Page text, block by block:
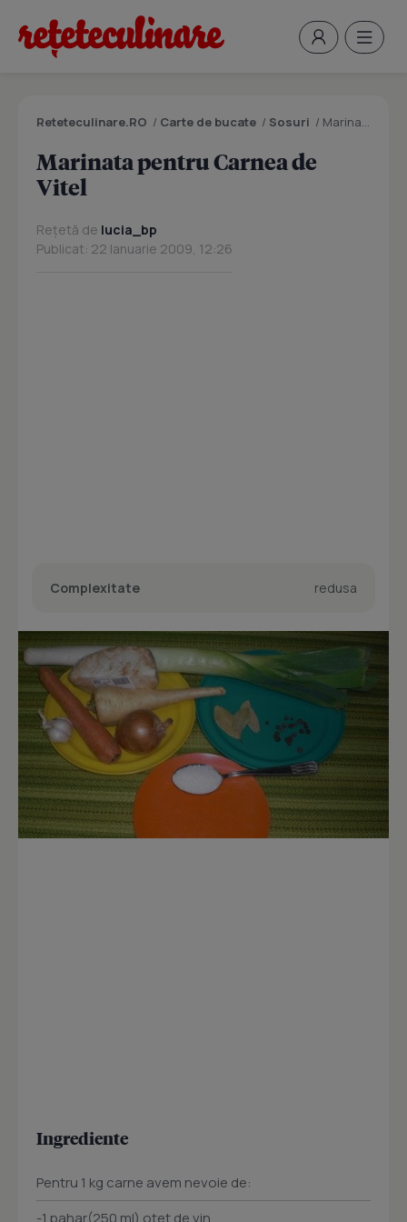
Reteteculinare.RO / Carte de bucate / Sosuri / Marinata pentru Carnea de Vitel
Marinata pentru Carnea de
Vitel
Rețetă de lucia_bp
Publicat: 22 Ianuarie 2009, 12:26
Complexitate redusa
Ingrediente
Pentru 1 kg carne avem nevoie de: